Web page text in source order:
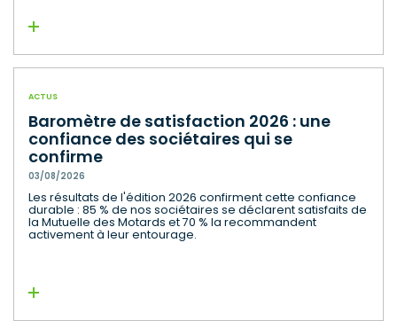
Lire la suite
ACTUS
Baromètre de satisfaction 2026 : une
confiance des sociétaires qui se
confirme
03/08/2026
Les résultats de l'édition 2026 confirment cette confiance
durable : 85 % de nos sociétaires se déclarent satisfaits de
la Mutuelle des Motards et 70 % la recommandent
activement à leur entourage.
Lire la suite